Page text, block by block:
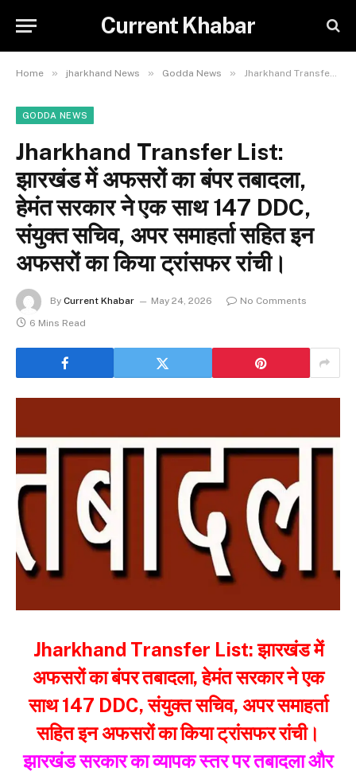
Current Khabar
Home » jharkhand News » Godda News » Jharkhand Transfer List: झारखंड में अफसरों का बंपर तबादला, हेमंत सरकार ने एक साथ 147 DDC, संयुक्त सचिव, अपर समाहर्ता सहित इन अफसरों का किया ट्रांसफर रांची।
GODDA NEWS
Jharkhand Transfer List:
झारखंड में अफसरों का बंपर तबादला,
हेमंत सरकार ने एक साथ 147 DDC,
संयुक्त सचिव, अपर समाहर्ता सहित इन
अफसरों का किया ट्रांसफर रांची।
By Current Khabar May 24, 2026
No Comments
6 Mins Read
Jharkhand Transfer List: झारखंड में
अफसरों का बंपर तबादला, हेमंत सरकार ने एक
साथ 147 DDC, संयुक्त सचिव, अपर समाहर्ता
सहित इन अफसरों का किया ट्रांसफर रांची।
झारखंड सरकार का व्यापक स्तर पर तबादला और